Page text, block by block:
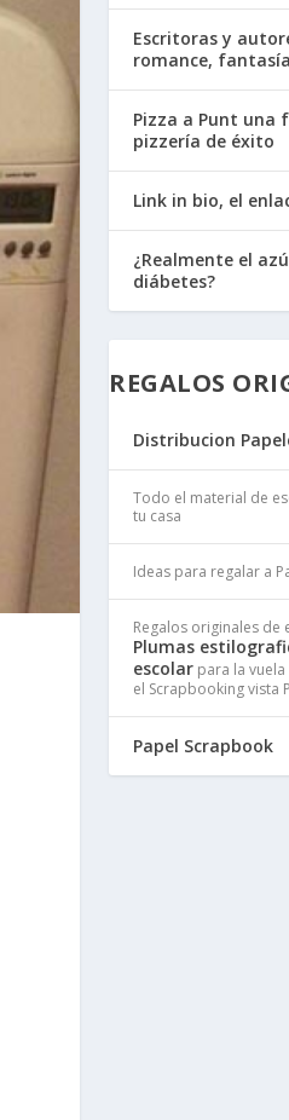
Escritoras y
romance,
Pizza a Punt una
pizzería de éxito
Link in bio, el
¿Realmente el
diábetes?
REGALOS
Distribucion
Todo el material de
tu casa
Ideas para regalar a
Regalos originales de
Plumas
escolar para la vuela
el Scrapbooking vista
Papel Scrapbook